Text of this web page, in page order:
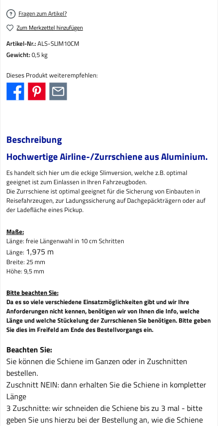
Fragen zum Artikel?
Zum Merkzettel hinzufügen
Artikel-Nr.:ALS-SLIM10CM
Gewicht:0,5 kg
Dieses Produkt weiterempfehlen:
Beschreibung
Hochwertige Airline-/Zurrschiene aus Aluminium.
Es handelt sich hier um die eckige Slimversion, welche z.B. optimal
geeignet ist zum Einlassen in Ihren Fahrzeugboden.
Die Zurrschiene ist optimal geeignet für die Sicherung von Einbauten in
Reisefahrzeugen, zur Ladungssicherung auf Dachgepäckträgern oder auf
der Ladefläche eines Pickup.
Maße:
Länge: freie Längenwahl in 10 cm Schritten
Länge: 1,975 m
Breite: 25 mm
Höhe: 9,5 mm
Bitte beachten Sie:
Da es so viele verschiedene Einsatzmöglichkeiten gibt und wir Ihre
Anforderungen nicht kennen, benötigen wir von Ihnen die Info, welche
Länge und welche Stückelung der Zurrschienen Sie benötigen. Bitte geben
Sie dies im Freifeld am Ende des Bestellvorgangs ein.
Beachten Sie:
Sie können die Schiene im Ganzen oder in Zuschnitten
bestellen.
Zuschnitt NEIN: dann erhalten Sie die Schiene in kompletter
Länge
3 Zuschnitte: wir schneiden die Schiene bis zu 3 mal - bitte
geben Sie uns hierzu bei der Bestellung an, wie die Schiene